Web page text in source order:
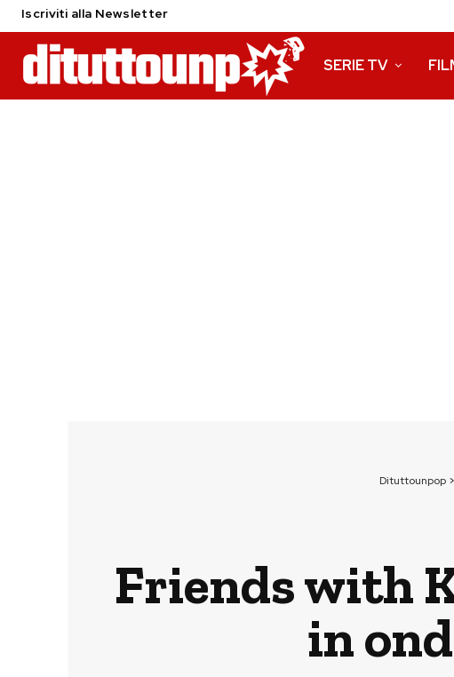
Iscriviti alla Newsletter
SERIE TV
Dituttounpop>
Friends with
in